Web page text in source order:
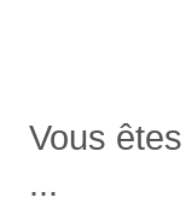
Vous
...